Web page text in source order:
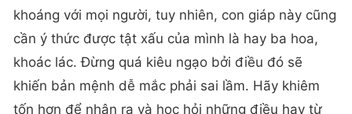
khoáng với mọi người, tuy nhiên, con giáp này cũng
cần ý thức được tật xấu của mình là hay ba hoa,
khoác lác. Đừng quá kiêu ngạo bởi điều đó sẽ
khiến bản mệnh dễ mắc phải sai lầm. Hãy khiêm
tốn hơn để nhận ra và học hỏi những điều hay từ